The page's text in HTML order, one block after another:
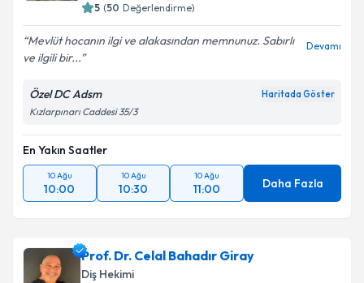
Kişisel verilerimin işlenmesine ilişkin
kapsamda işlenmesini kabul ediyorum.
5 (50 Değerlendirme)
Mevlüt hocanın ilgi ve alakasından memnunuz. Sabırlı
ve ilgili bir...
Devamı
Özel DC Adsm Haritada Göster
Kızlarpınarı Caddesi 35/3
En Yakın Saatler
10 Ağu
10:00
10 Ağu
10:30
10 Ağu
11:00 Daha Fazla
Prof. Dr. Celal Bahadır Giray
Diş Hekimi